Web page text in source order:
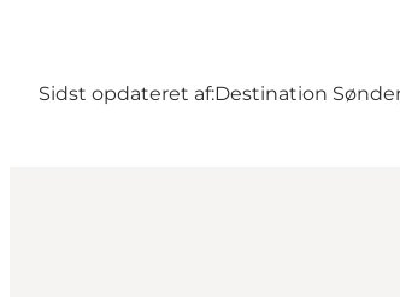
Sidst opdateret af:Destination